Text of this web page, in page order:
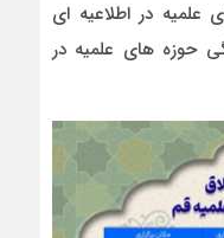
در اطلاعیه ای
حوزه های علمیه در